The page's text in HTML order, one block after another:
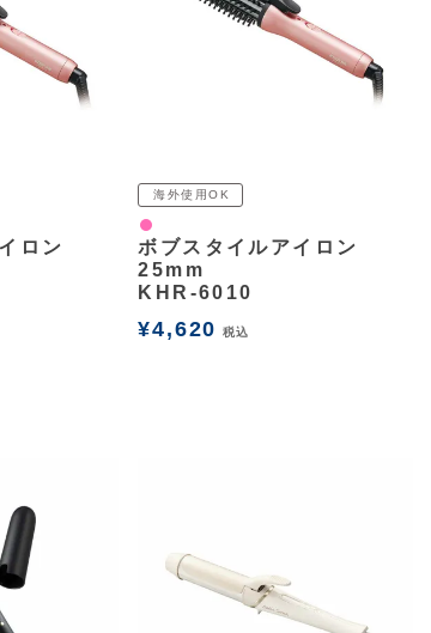
ロン
海外使用OK
ピンク
ボブスタイルアイロン
25mm
KHR-6010
¥4,620 税込